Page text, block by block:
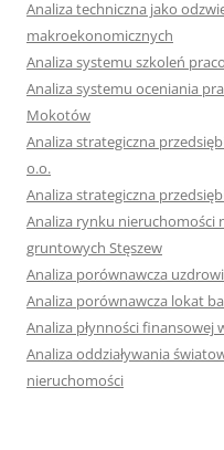
Analiza techniczna jako
makroekonomicznych
Analiza systemu szkoleń
Analiza systemu oceniania
Mokotów
Analiza strategiczna
o.o.
Analiza strategiczna
Analiza rynku nieruchomości
gruntowych Stęszew
Analiza porównawcza
Analiza porównawcza lokat
Analiza płynności finansowej
Analiza oddziaływania
nieruchomości